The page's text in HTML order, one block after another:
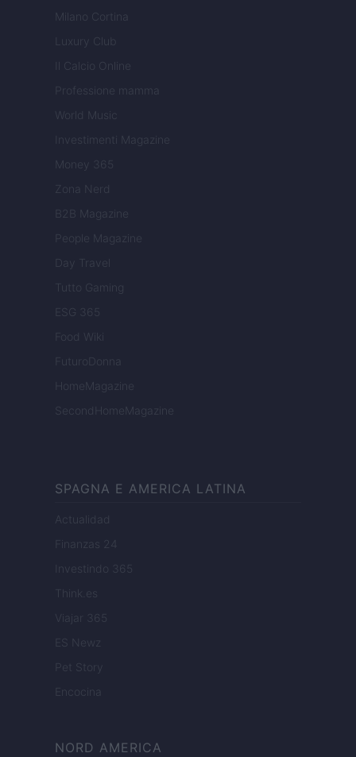
Milano Cortina
Luxury Club
Il Calcio Online
Professione mamma
World Music
Investimenti Magazine
Money 365
Zona Nerd
B2B Magazine
People Magazine
Day Travel
Tutto Gaming
ESG 365
Food Wiki
FuturoDonna
HomeMagazine
SecondHomeMagazine
SPAGNA E AMERICA LATINA
Actualidad
Finanzas 24
Investindo 365
Think.es
Viajar 365
ES Newz
Pet Story
Encocina
NORD AMERICA